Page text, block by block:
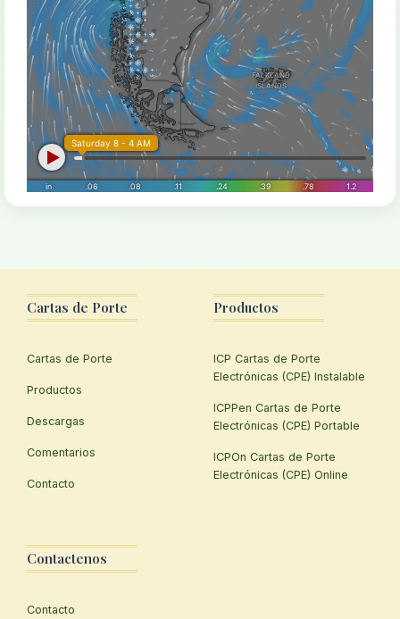
Cartas de Porte
Cartas de Porte
Productos
Descargas
Comentarios
Contacto
Productos
ICP Cartas de Porte
Electrónicas (CPE) Instalable
ICPPen Cartas de Porte
Electrónicas (CPE) Portable
ICPOn Cartas de Porte
Electrónicas (CPE) Online
Contactenos
Contacto